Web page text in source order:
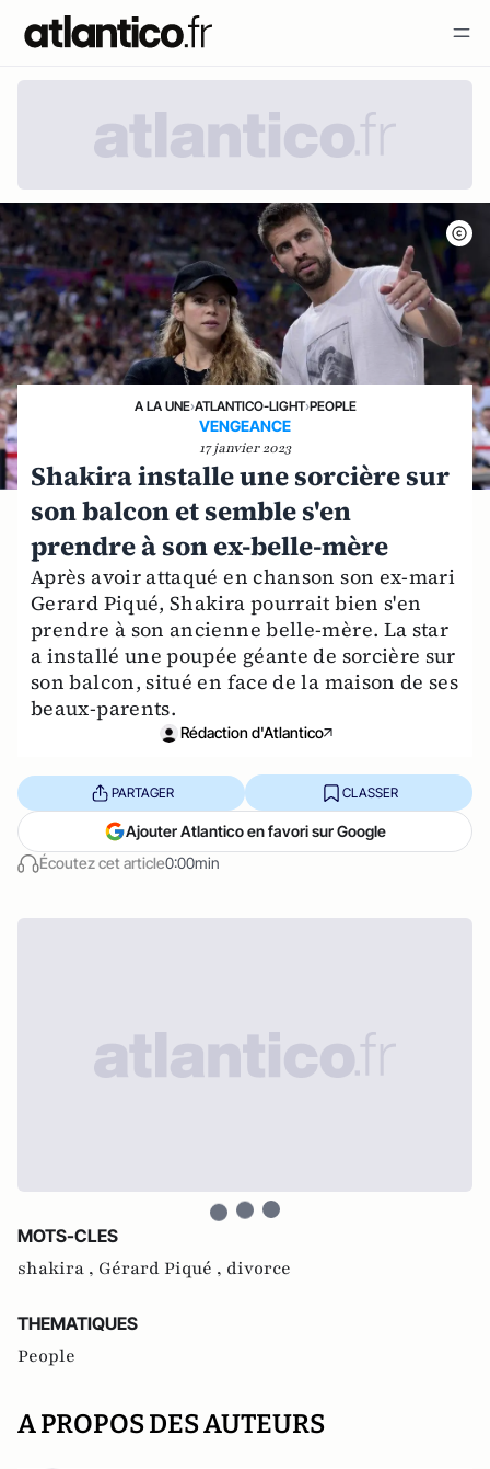
A LA UNE›ATLANTICO-LIGHT›PEOPLE
VENGEANCE
17 janvier 2023
Shakira installe une sorcière sur
son balcon et semble s'en
prendre à son ex-belle-mère
Après avoir attaqué en chanson son ex-mari
Gerard Piqué, Shakira pourrait bien s'en
prendre à son ancienne belle-mère. La star
a installé une poupée géante de sorcière sur
son balcon, situé en face de la maison de ses
beaux-parents.
Rédaction d'Atlantico
Écoutez cet article0:00min
PARTAGER CLASSER
Ajouter Atlantico en favori sur Google
MOTS-CLES
shakira , Gérard Piqué , divorce
THEMATIQUES
People
A PROPOS DES AUTEURS